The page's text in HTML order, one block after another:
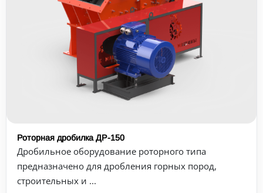
Роторная дробилка ДР-150
Дробильное оборудование роторного типа
предназначено для дробления горных пород,
строительных и ...